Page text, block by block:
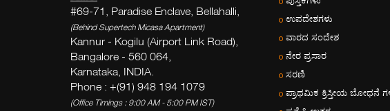
#69-71, Paradise Enclave, Bellahalli,
(Behind Supertech Micasa Apartment)
Kannur - Kogilu (Airport Link Road),
Bangalore - 560 064,
Karnataka, INDIA.
Phone : +(91) 948 194 1079
(Office Timings : 9:00 AM - 5:00 PM IST)
ಉಪದೇಶಗಳು
ವಾರದ ಸಂದೇಶ
ನೇರ ಪ್ರಸಾರ
ಸರಣಿ
ಪ್ರಾಥಮಿಕ ಕ್ರಿಸ್ತೀಯ ಬೋಧನೆ